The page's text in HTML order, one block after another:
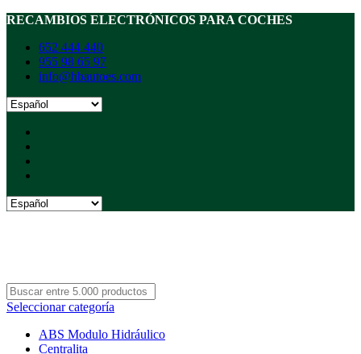
RECAMBIOS ELECTRÓNICOS PARA COCHES
652 444 440
955 98 65 97
info@hbautoes.com
Seleccionar categoría
ABS Modulo Hidráulico
Centralita